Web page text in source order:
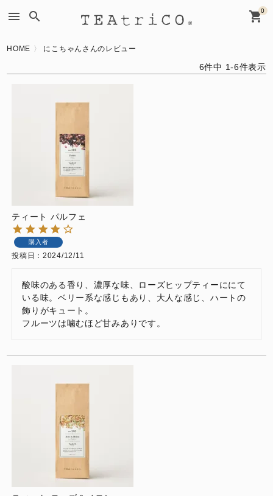
menu search 0
shopping_cart
HOME にこちゃんさんのレビュー
6件中 1-6件表示
ティート パルフェ
購入者
投稿日 2024/12/11
酸味のある香り、濃厚な味、ローズヒップティーににて
いる味。ベリー系な感じもあり、大人な感じ、ハートの
飾りがキュート。
フルーツは噛むほど甘みありです。